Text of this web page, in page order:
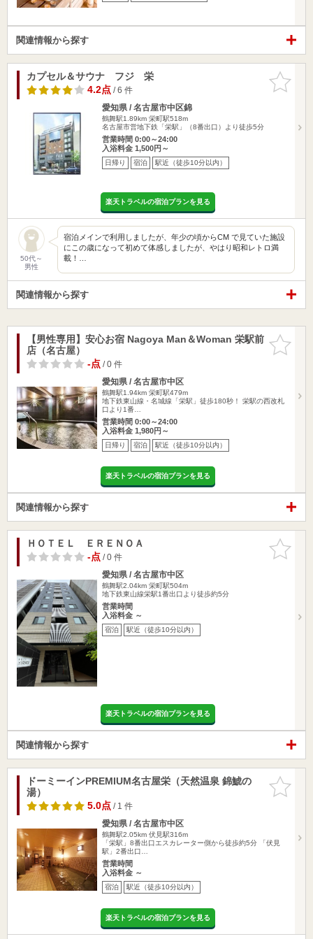
関連情報から探す
お気に入
りに追加
カプセル＆サウナ フジ 栄
4.2点/ 6 件
愛知県 / 名古屋市中区錦
鶴舞駅1.89km 栄町駅518m
名古屋市営地下鉄「栄駅」（8番出口）より徒歩5分
営業時間 0:00～24:00
入浴料金 1,500円～
日帰り 宿泊 駅近（徒歩10分以内）
楽天トラベルの宿泊プランを見る
50代～
男性
宿泊メインで利用しましたが、年少の頃からCM で見ていた施設
にこの歳になって初めて体感しましたが、やはり昭和レトロ満
載！…
関連情報から探す
お気に入
りに追加
【男性専用】安心お宿 Nagoya Man＆Woman 栄駅前
店（名古屋）
-点/ 0 件
愛知県 / 名古屋市中区
鶴舞駅1.94km 栄町駅479m
地下鉄東山線・名城線「栄駅」徒歩180秒！ 栄駅の西改札
口より1番…
営業時間 0:00～24:00
入浴料金 1,980円～
日帰り 宿泊 駅近（徒歩10分以内）
楽天トラベルの宿泊プランを見る
関連情報から探す
お気に入
りに追加
ＨＯＴＥＬ ＥＲＥＮＯＡ
-点/ 0 件
愛知県 / 名古屋市中区
鶴舞駅2.04km 栄町駅504m
地下鉄東山線栄駅1番出口より徒歩約5分
営業時間
入浴料金 ～
宿泊 駅近（徒歩10分以内）
楽天トラベルの宿泊プランを見る
関連情報から探す
お気に入
りに追加
ドーミーインPREMIUM名古屋栄（天然温泉 錦鯱の
湯）
5.0点/ 1 件
愛知県 / 名古屋市中区
鶴舞駅2.05km 伏見駅316m
「栄駅」8番出口エスカレーター側から徒歩約5分 「伏見
駅」2番出口…
営業時間
入浴料金 ～
宿泊 駅近（徒歩10分以内）
楽天トラベルの宿泊プランを見る